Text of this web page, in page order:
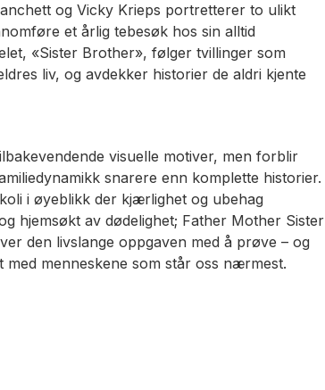
og Vicky Krieps portretterer to ulikt
et årlig tebesøk hos sin alltid
«Sister Brother», følger tvillinger som
liv, og avdekker historier de aldri kjente
visuelle motiver, men forblir
snarere enn komplette historier.
i øyeblikk der kjærlighet og ubehag
hjemsøkt av dødelighet; Father Mother Sister
den livslange oppgaven med å prøve – og
med menneskene som står oss nærmest.